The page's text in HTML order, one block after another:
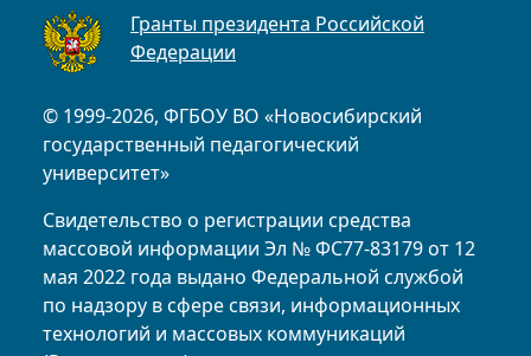
© 1999-2026, ФГБОУ ВО «Новосибирский
государственный педагогический
университет»
Свидетельство о регистрации средства
массовой информации Эл № ФС77-83179 от 12
мая 2022 года выдано Федеральной службой
по надзору в сфере связи, информационных
технологий и массовых коммуникаций
Гранты президента Российской
Федерации